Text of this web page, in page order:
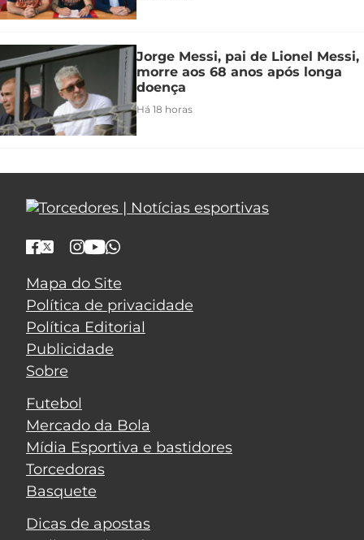
Jorge Messi, pai de Lionel Messi,
morre aos 68 anos após longa
doença
Há 18 horas
Mapa do Site
Política de privacidade
Política Editorial
Publicidade
Sobre
Futebol
Mercado da Bola
Mídia Esportiva e bastidores
Torcedoras
Basquete
Dicas de apostas